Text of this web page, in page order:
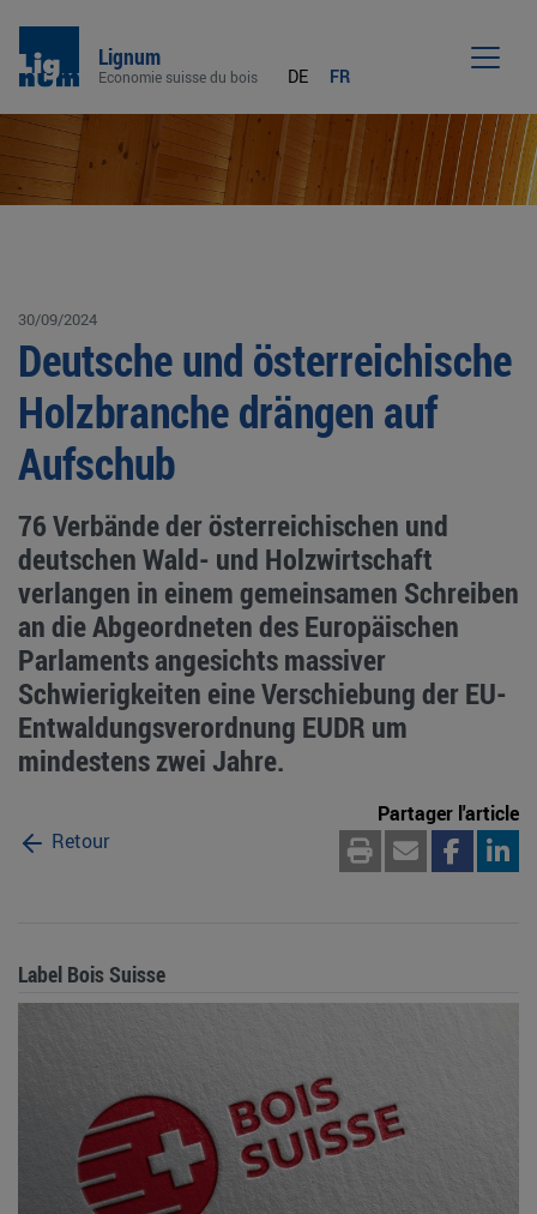
Lignum
Economie suisse du bois DE FR
30/09/2024
Deutsche und österreichische
Holzbranche drängen auf
Aufschub
76 Verbände der österreichischen und
deutschen Wald- und Holzwirtschaft
verlangen in einem gemeinsamen Schreiben
an die Abgeordneten des Europäischen
Parlaments angesichts massiver
Schwierigkeiten eine Verschiebung der EU-
Entwaldungsverordnung EUDR um
mindestens zwei Jahre.
Retour
Partager l'article
Label Bois Suisse